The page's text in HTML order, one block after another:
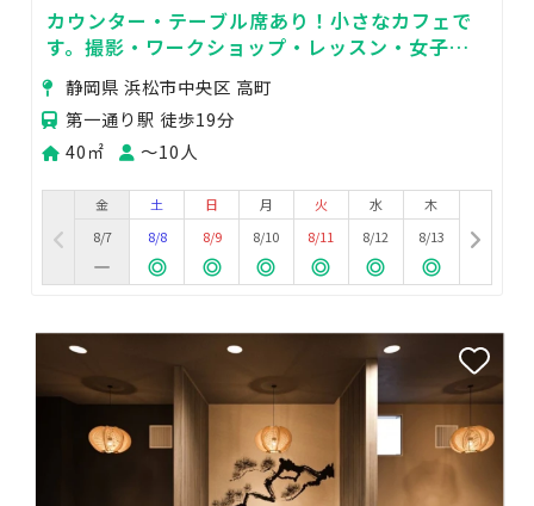
カウンター・テーブル席あり！小さなカフェで
す。撮影・ワークショップ・レッスン・女子会
などにおすすめ！徒歩1分にコインパーキングあ
り。静岡県 浜松市中央区 高町
第一通り駅 徒歩19分
40㎡
〜10人
金
8/7
土
8/8
日
8/9
月
8/10
火
8/11
水
8/12
木
8/13